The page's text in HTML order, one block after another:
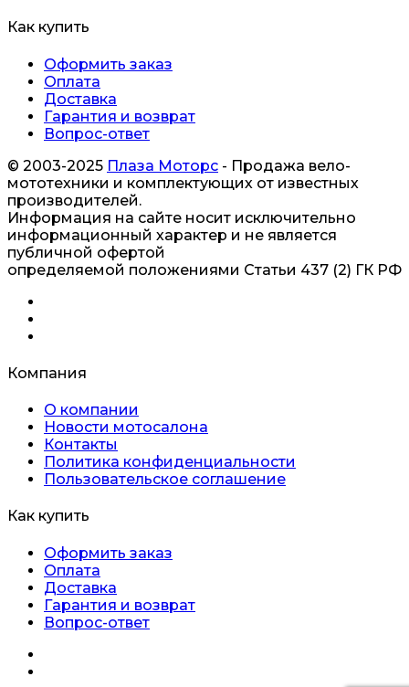
Как купить
Оформить заказ
Оплата
Доставка
Гарантия и возврат
Вопрос-ответ
© 2003-2025 Плаза Моторс - Продажа вело-
мототехники и комплектующих от известных
производителей.
Информация на сайте носит исключительно
информационный характер и не является
публичной офертой
определяемой положениями Статьи 437 (2) ГК РФ
Компания
О компании
Новости мотосалона
Контакты
Политика конфиденциальности
Пользовательское соглашение
Как купить
Оформить заказ
Оплата
Доставка
Гарантия и возврат
Вопрос-ответ